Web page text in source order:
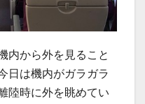
内から外を見ること
日は機内がガラガラ
陸時に外を眺めてい